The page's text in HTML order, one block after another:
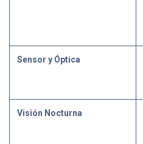
Sensor y Óptica
Visión Nocturna